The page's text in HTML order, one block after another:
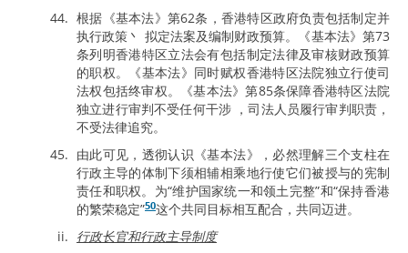
根据《基本法》第62条，香港特区政府负责包括制定并
执行政策丶 拟定法案及编制财政预算。《基本法》第73
条列明香港特区立法会有包括制定法律及审核财政预算
的职权。《基本法》同时赋权香港特区法院独立行使司
法权包括终审权。《基本法》第85条保障香港特区法院
独立进行审判不受任何干涉 ，司法人员履行审判职责，
不受法律追究。
由此可见，透彻认识《基本法》，必然理解三个支柱在
行政主导的体制下须相辅相乘地行使它们被授与的宪制
责任和职权。为“维护国家统一和领土完整”和“保持香港
的繁荣稳定”50这个共同目标相互配合，共同迈进。
行政长官和行政主导制度